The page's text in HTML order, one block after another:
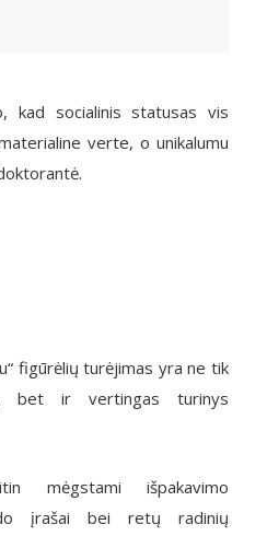
kad socialinis statusas vis
verte, o unikalumu
figūrėlių turėjimas yra ne tik
bet ir vertingas turinys
mėgstami išpakavimo
įrašai bei retų radinių